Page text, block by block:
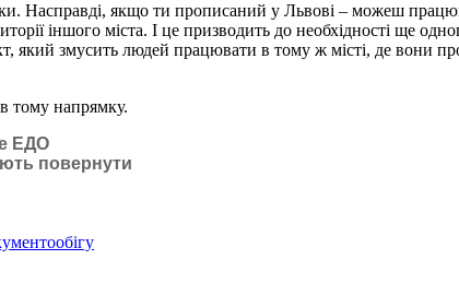
Насправді, якщо ти прописаний у Львові – можеш
іншого міста. І це призводить до необхідності ще
який змусить людей працювати в тому ж місті, де вони
тому напрямку.
ЕДО
повернути